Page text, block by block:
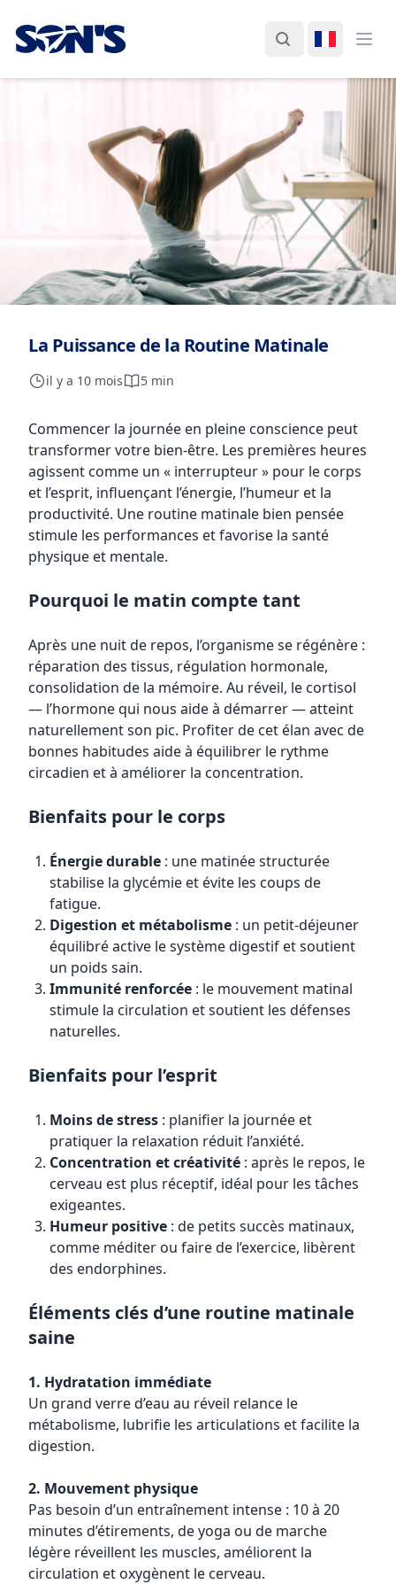
Laboratorios Química Son's
Rechercher
Changer
La Puissance de la Routine Matinale
il y a 10 mois 5 min
Commencer la journée en pleine conscience peut
transformer votre bien-être. Les premières heures
agissent comme un « interrupteur » pour le corps
et l’esprit, influençant l’énergie, l’humeur et la
productivité. Une routine matinale bien pensée
stimule les performances et favorise la santé
physique et mentale.
Pourquoi le matin compte tant
Après une nuit de repos, l’organisme se régénère :
réparation des tissus, régulation hormonale,
consolidation de la mémoire. Au réveil, le cortisol
— l’hormone qui nous aide à démarrer — atteint
naturellement son pic. Profiter de cet élan avec de
bonnes habitudes aide à équilibrer le rythme
circadien et à améliorer la concentration.
Bienfaits pour le corps
Énergie durable : une matinée structurée
stabilise la glycémie et évite les coups de
fatigue.
Digestion et métabolisme : un petit-déjeuner
équilibré active le système digestif et soutient
un poids sain.
Immunité renforcée : le mouvement matinal
stimule la circulation et soutient les défenses
naturelles.
Bienfaits pour l’esprit
Moins de stress : planifier la journée et
pratiquer la relaxation réduit l’anxiété.
Concentration et créativité : après le repos, le
cerveau est plus réceptif, idéal pour les tâches
exigeantes.
Humeur positive : de petits succès matinaux,
comme méditer ou faire de l’exercice, libèrent
des endorphines.
Éléments clés d’une routine matinale
saine
1. Hydratation immédiate
Un grand verre d’eau au réveil relance le
métabolisme, lubrifie les articulations et facilite la
digestion.
2. Mouvement physique
Pas besoin d’un entraînement intense : 10 à 20
minutes d’étirements, de yoga ou de marche
légère réveillent les muscles, améliorent la
circulation et oxygènent le cerveau.